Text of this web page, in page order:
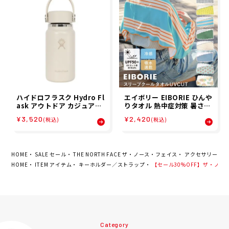
ハイドロフラスク Hydro Fl
ask アウトドア カジュアル
ン 200ml マイクロ ハイド
¥3,520 (税込)
エイボリー EIBORIE ひんや
りタオル 熱中症対策 暑さ対
外線対策 紫外線カット スリ
いい ギフト プレゼン
¥2,420 (税込)
HOME SALE セール THE NORTH FACE ザ・ノース・フェイス アクセサリー
HOME
ITEM アイテム キーホルダー／ストラップ 【セール30%OFF】ザ・ノー
Category